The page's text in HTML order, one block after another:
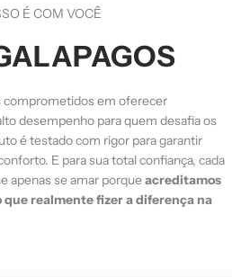
É COM VOCÊ
comprometidos em oferecer
desempenho para quem desafia os
é testado com rigor para garantir
E para sua total confiança, cada
apenas se amar porqueacreditamos
que realmente fizer a diferença na